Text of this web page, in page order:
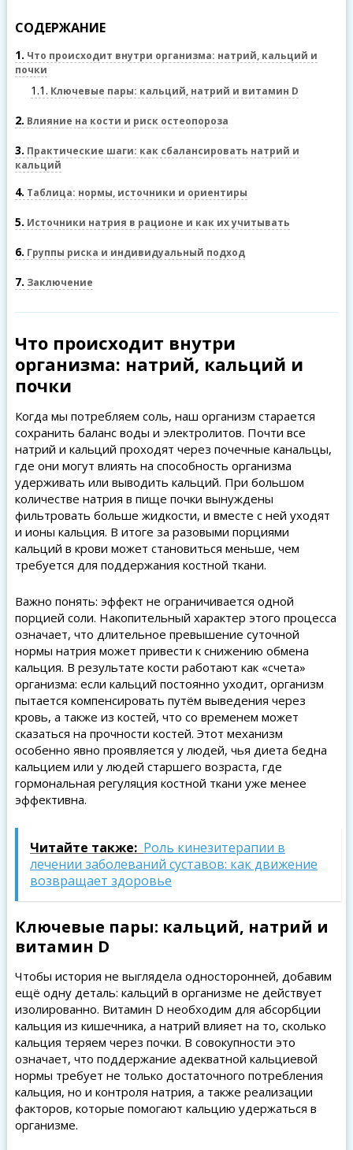
СОДЕРЖАНИЕ
1 Что происходит внутри организма: натрий, кальций и
почки
1.1 Ключевые пары: кальций, натрий и витамин D
2 Влияние на кости и риск остеопороза
3 Практические шаги: как сбалансировать натрий и
кальций
4 Таблица: нормы, источники и ориентиры
5 Источники натрия в рационе и как их учитывать
6 Группы риска и индивидуальный подход
7 Заключение
Что происходит внутри
организма: натрий, кальций и
почки
Когда мы потребляем соль, наш организм старается
сохранить баланс воды и электролитов. Почти все
натрий и кальций проходят через почечные канальцы,
где они могут влиять на способность организма
удерживать или выводить кальций. При большом
количестве натрия в пище почки вынуждены
фильтровать больше жидкости, и вместе с ней уходят
и ионы кальция. В итоге за разовыми порциями
кальций в крови может становиться меньше, чем
требуется для поддержания костной ткани.
Важно понять: эффект не ограничивается одной
порцией соли. Накопительный характер этого процесса
означает, что длительное превышение суточной
нормы натрия может привести к снижению обмена
кальция. В результате кости работают как «счета»
организма: если кальций постоянно уходит, организм
пытается компенсировать путём выведения через
кровь, а также из костей, что со временем может
сказаться на прочности костей. Этот механизм
особенно явно проявляется у людей, чья диета бедна
кальцием или у людей старшего возраста, где
гормональная регуляция костной ткани уже менее
эффективна.
Читайте также: Роль кинезитерапии в
лечении заболеваний суставов: как движение
возвращает здоровье
Ключевые пары: кальций, натрий и
витамин D
Чтобы история не выглядела односторонней, добавим
ещё одну деталь: кальций в организме не действует
изолированно. Витамин D необходим для абсорбции
кальция из кишечника, а натрий влияет на то, сколько
кальция теряем через почки. В совокупности это
означает, что поддержание адекватной кальциевой
нормы требует не только достаточного потребления
кальция, но и контроля натрия, а также реализации
факторов, которые помогают кальцию удержаться в
организме.